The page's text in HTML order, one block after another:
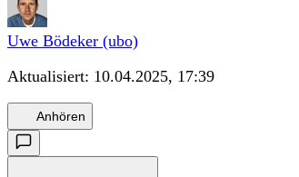
Uwe Bödeker (ubo)
Aktualisiert: 10.04.2025, 17:39
Anhören